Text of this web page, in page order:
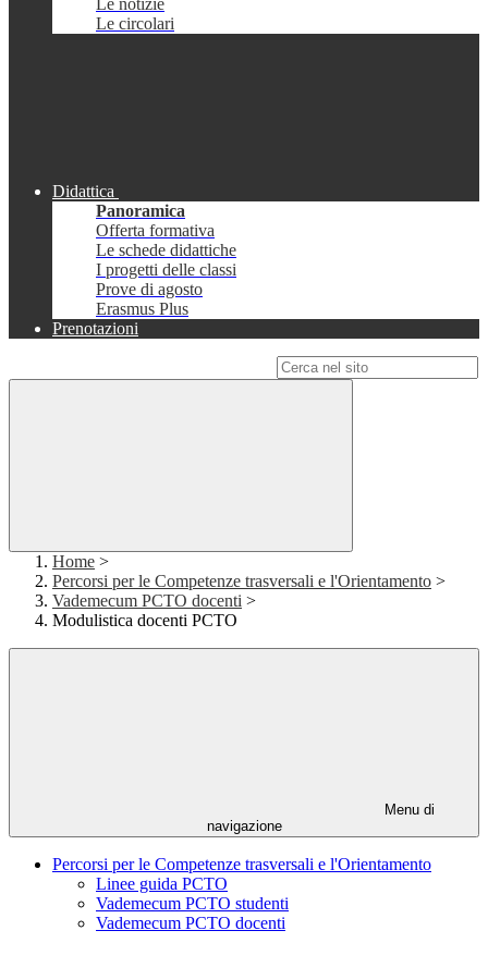
Le notizie
Le circolari
Didattica
Panoramica
Offerta formativa
Le schede didattiche
I progetti delle classi
Prove di agosto
Erasmus Plus
Prenotazioni
Home >
Percorsi per le Competenze trasversali e l'Orientamento >
Vademecum PCTO docenti >
Modulistica docenti PCTO
Menu di
navigazione
Percorsi per le Competenze trasversali e l'Orientamento
Linee guida PCTO
Vademecum PCTO studenti
Vademecum PCTO docenti